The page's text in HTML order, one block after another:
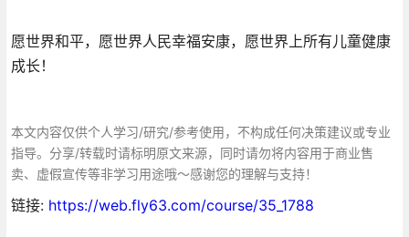
愿世界和平，愿世界人民幸福安康，愿世界上所有儿童健康
成长！
本文内容仅供个人学习/研究/参考使用，不构成任何决策建议或专业
指导。分享/转载时请标明原文来源，同时请勿将内容用于商业售
卖、虚假宣传等非学习用途哦～感谢您的理解与支持！
链接: https://web.fly63.com/course/35_1788